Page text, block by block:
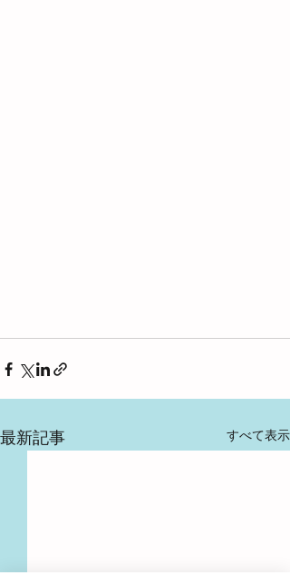
最新記事 すべて表示